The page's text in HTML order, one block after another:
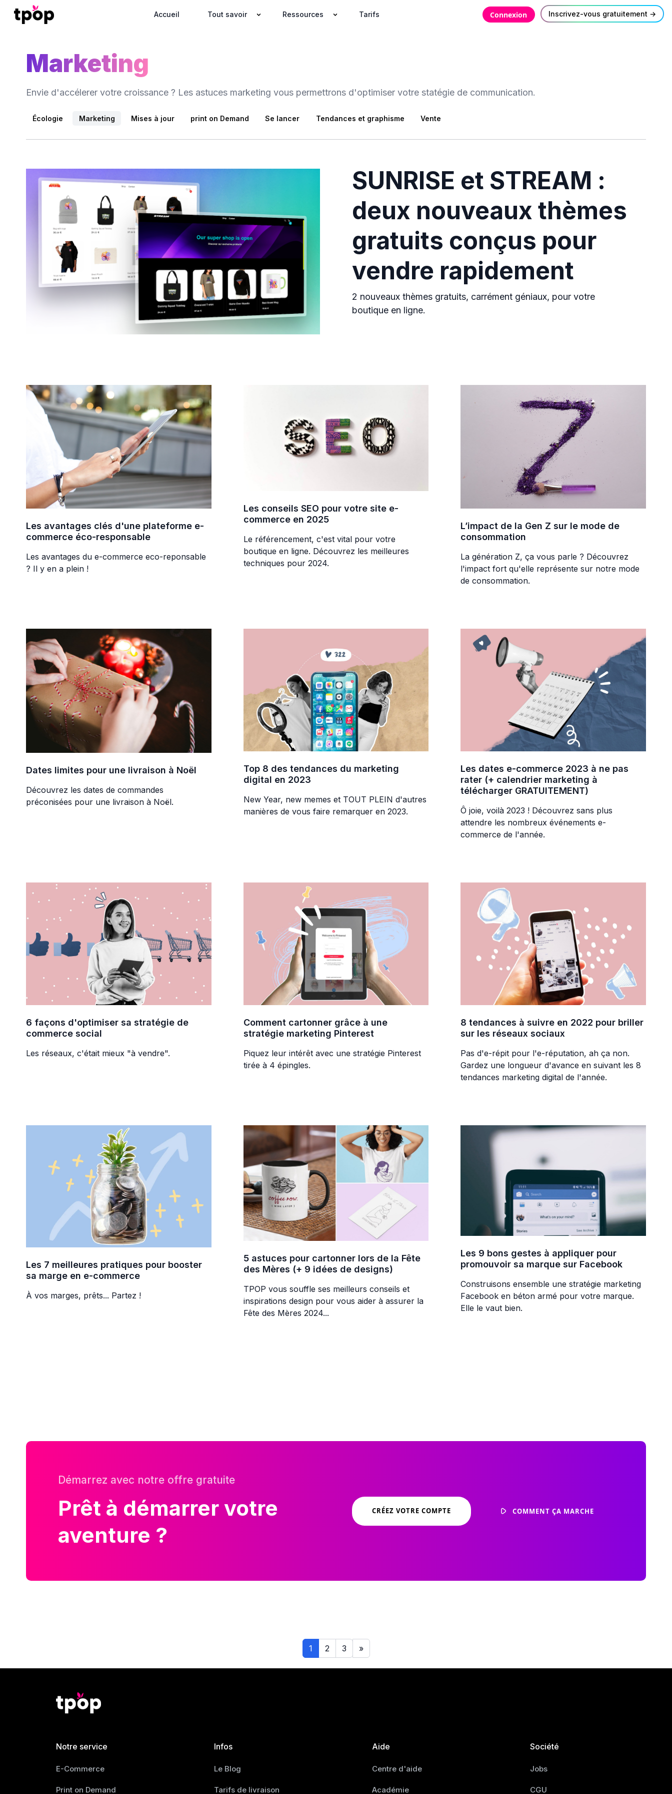
Accueil Tout savoir Ressources Tarifs Connexion Inscrivez-vous gratuitement →
Marketing
Envie d'accélerer votre croissance ? Les astuces marketing vous permettrons d'optimiser votre statégie de communication.
Écologie Marketing Mises à jour print on Demand Se lancer Tendances et graphisme Vente
SUNRISE et STREAM :
deux nouveaux thèmes
gratuits conçus pour
vendre rapidement
2 nouveaux thèmes gratuits, carrément géniaux, pour votre
boutique en ligne.
Les avantages clés d'une plateforme e-
commerce éco-responsable
Les avantages du e-commerce eco-reponsable
? Il y en a plein !
Les conseils SEO pour votre site e-
commerce en 2025
Le référencement, c'est vital pour votre
boutique en ligne. Découvrez les meilleures
techniques pour 2024.
L’impact de la Gen Z sur le mode de
consommation
La génération Z, ça vous parle ? Découvrez
l'impact fort qu'elle représente sur notre mode
de consommation.
Dates limites pour une livraison à Noël
Découvrez les dates de commandes
préconisées pour une livraison à Noël.
Top 8 des tendances du marketing
digital en 2023
New Year, new memes et TOUT PLEIN d'autres
manières de vous faire remarquer en 2023.
Les dates e-commerce 2023 à ne pas
rater (+ calendrier marketing à
télécharger GRATUITEMENT)
Ô joie, voilà 2023 ! Découvrez sans plus
attendre les nombreux événements e-
commerce de l'année.
6 façons d'optimiser sa stratégie de
commerce social
Les réseaux, c'était mieux "à vendre".
Comment cartonner grâce à une
stratégie marketing Pinterest
Piquez leur intérêt avec une stratégie Pinterest
tirée à 4 épingles.
8 tendances à suivre en 2022 pour briller
sur les réseaux sociaux
Pas d'e-répit pour l'e-réputation, ah ça non.
Gardez une longueur d'avance en suivant les 8
tendances marketing digital de l'année.
Les 7 meilleures pratiques pour booster
sa marge en e-commerce
À vos marges, prêts... Partez !
5 astuces pour cartonner lors de la Fête
des Mères (+ 9 idées de designs)
TPOP vous souffle ses meilleurs conseils et
inspirations design pour vous aider à assurer la
Fête des Mères 2024...
Les 9 bons gestes à appliquer pour
promouvoir sa marque sur Facebook
Construisons ensemble une stratégie marketing
Facebook en béton armé pour votre marque.
Elle le vaut bien.
Démarrez avec notre offre gratuite
Prêt à démarrer votre
aventure ?
CRÉEZ VOTRE COMPTE COMMENT ÇA MARCHE
1 2 3 »
Notre service
E-Commerce
Print on Demand
Infos
Le Blog
Tarifs de livraison
Aide
Centre d'aide
Académie
Société
Jobs
CGU